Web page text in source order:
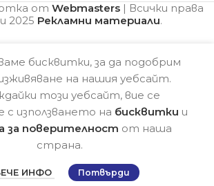
от Webmasters| Всички права
2025 Рекламни материали.
бисквитки, за да подобрим
на нашия уебсайт.
този уебсайт, вие се
с използването на бисквитки и
за поверителност от наша
страна.
ИНФО Потвърди